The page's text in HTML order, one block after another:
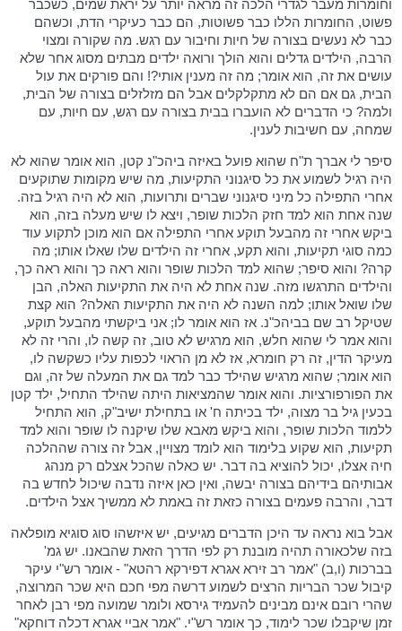
וחומרות מעבר לגדרי הלכה זה מראה יותר על יראת שמים, כשכבר
פשוט, החומרות הללו כבר פשוטות, הם כבר כעיקרי הדת, וכשהם
כבר לא נעשים בצורה של חיות וחיבור עם רגש. מה שקורה ומצוי
הרבה, הילדים גדלים והוא הולך ורואה ילדים מבתים מסוג אחר שלא
עושים את זה, הוא אומר; מה זה מענין אותי?! והם פורקים את עול
הבית, גם אם הם לא מתקלקלים אבל הם מזלזלים בצורה של הבית,
ולמה? כי הדברים לא הועברו בבית בצורה עם רגש, עם חיות, עם
שמחה, עם חשיבות לענין.
סיפר לי אברך ת"ח שהוא פועל באיזה ביהכ"נ קטן, הוא אומר שהוא לא
היה רגיל לשמוע את כל סיגנוני התקיעות, מה שיש מקומות שתוקעים
אחרי התפילה כל מיני סיגנוני שברים ותרועות, הוא לא היה רגיל בזה.
שנה אחת הוא למד חזק הלכות שופר, ויצא לו שיש מעלה בזה, הוא
ביקש אחרי זה מהבעל תוקע אחרי התפילה אם הוא מוכן לתקוע עוד
כמה סוגי תקיעות, והוא תקע, אחרי זה הילדים שלו שאלו אותו; מה
קרה? והוא סיפר; שהוא למד הלכות שופר והוא ראה כך והוא ראה כך,
והילדים התרגשו מזה. שנה אחת לא היה את התקיעות האלה, הבן
שלו שואל אותו; למה השנה לא היה את התקיעות האלה? הוא קצת
שטיקל רב שם בביהכ"נ. אז הוא אומר לו; אני ביקשתי מהבעל תוקע,
והוא אמר לי שהוא חלש, הוא מרגיש לא טוב, זה קשה לו, והרי זה לא
מעיקר הדין, זה רק חומרא, אז לא מן הראוי לכפות עליו כשקשה לו,
הוא אומר; שהוא מרגיש שהילד כבר למד גם את המעלה של זה, וגם
את הפורפורציות. והוא אומר שהמציאות היתה שהילד התחיל, ילד קטן
בכעין גיל בר מצוה, ילד בכיתה ח' או בתחילת ישיב"ק, הוא התחיל
ללמוד הלכות שופר, והוא ביקש מאבא שלו שיקנה לו שופר והוא למד
תקיעות, הוא שקוע בלימוד הוא לומד מצויין, אבל זה צורה שההלכה
חיה אצלו, יכול להוציא בה דבר. יש כאלה שהכל אצלם רק מנהג
אבותיהם בידיהם בצורה יבשה, ואין כאן איזה נדבה שיכול לחדש בה
דבר, והרבה פעמים בצורה כזאת זה באמת לא ממשיך אצל הילדים.
אבל בוא נראה עד היכן הדברים מגיעים, יש איזשהו סוג סוגיא מופלאה
בזה שלכאורה תהיה מובנת רק לפי הדרך הזאת שהבאנו. יש גמ'
בברכות (ו,ב) "אמר רב זירא אגרא דפירקא רהטא" - אומר רש"י עיקר
קיבול שכר הבריות הרצים לשמוע דרשה מפי חכם היא שכר המרוצה,
שהרי רובם אינם מבינים להעמיד גירסא ולומר שמועה מפי רבן לאחר
זמן שיקבלו שכר לימוד, כך אומר רש"י. "אמר אביי אגרא דכלה דוחקא"